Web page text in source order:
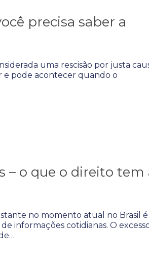
precisa saber a
uma rescisão por justa
e pode acontecer quando o
– o que o direito tem
no momento atual no Brasil
informações cotidianas. O